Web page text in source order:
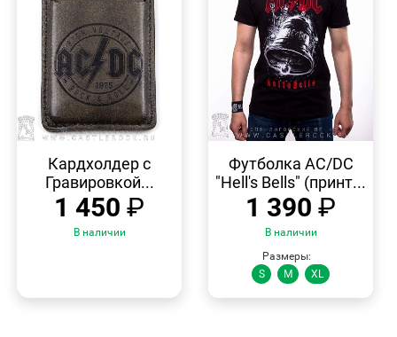
ПРОСМОТР
Кардхолдер с
Гравировкой...
1 450 ₽
В наличии
ПРОСМОТР
Футболка AC/DC
"Hell's Bells" (принт...
1 390 ₽
В наличии
Размеры:
S
M XL